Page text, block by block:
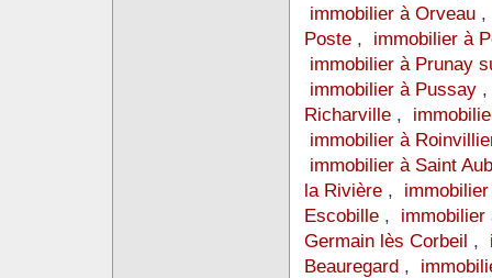
immobilier à Orveau
Poste , immobilier à
immobilier à Prunay
immobilier à Pussay
Richarville ,
immobilier à
immobilier à Saint
la Rivière ,
Escobille ,
Germain lès Corbeil ,
Beauregard ,